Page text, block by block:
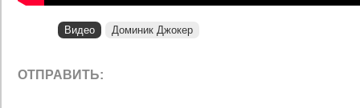
Видео Доминик Джокер
ОТПРАВИТЬ: